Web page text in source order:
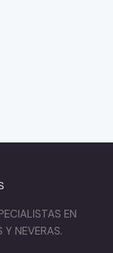
EN
Y NEVERAS.